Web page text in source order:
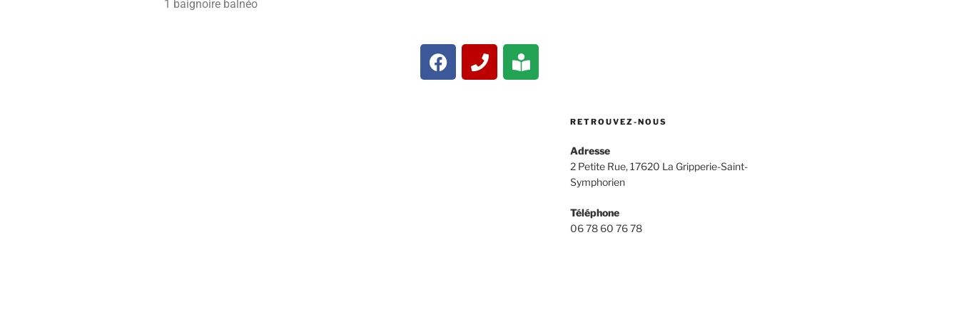
1 baignoire balnéo
RETROUVEZ-NOUS
Adresse
2 Petite Rue, 17620 La Gripperie-Saint-
Symphorien
Téléphone
06 78 60 76 78